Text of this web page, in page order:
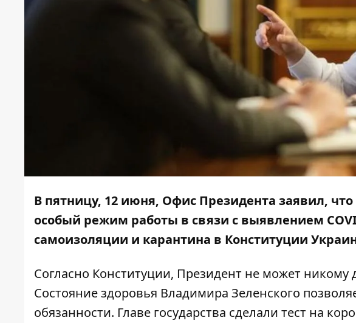
В пятницу, 12 июня, Офис Президента заявил,
особый режим работы в связи с выявлением
самоизоляции и карантина в Конституции
Согласно Конституции, Президент не может никому
Состояние здоровья Владимира Зеленского
обязанности. Главе государства сделали тест на